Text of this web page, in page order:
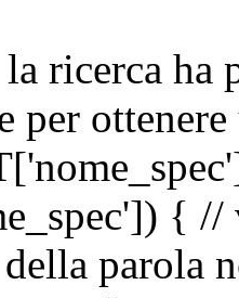
ricerca ha
per
{
parola